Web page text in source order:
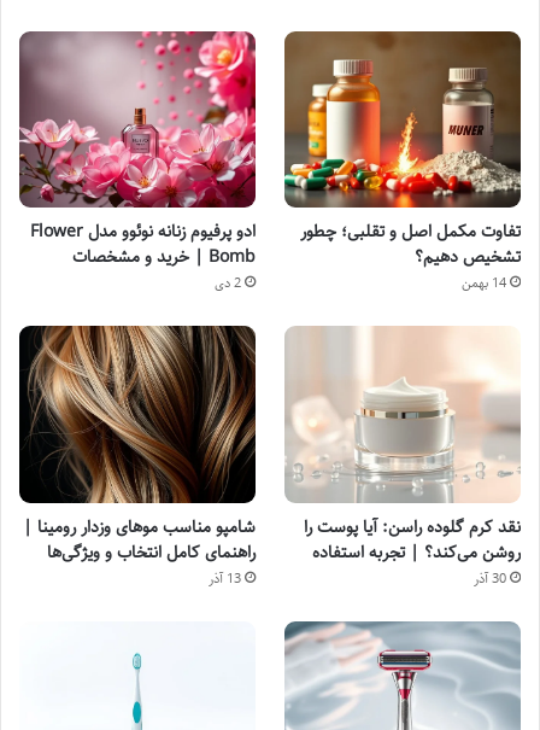
تفاوت مکمل اصل و تقلبی؛ چطور
تشخیص دهیم؟
14 بهمن
ادو پرفیوم زنانه نوئوو مدل Flower
Bomb | خرید و مشخصات
2 دی
نقد کرم گلوده راسن: آیا پوست را
روشن می‌کند؟ | تجربه استفاده
30 آذر
شامپو مناسب موهای وزدار رومینا |
راهنمای کامل انتخاب و ویژگی‌ها
13 آذر